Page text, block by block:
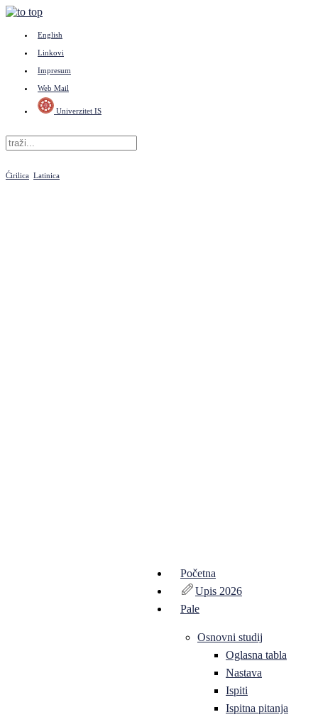
English
Linkovi
Impresum
Web Mail
Univerzitet IS
Ćirilica Latinica
Početna
Upis 2026
Pale
Osnovni studij
Oglasna tabla
Nastava
Ispiti
Ispitna pitanja